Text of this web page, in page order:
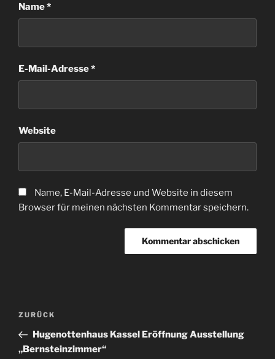
Name*
E-Mail-Adresse*
Website
Name, E-Mail-Adresse und Website in diesem
Browser für meinen nächsten Kommentar speichern.
Beitragsnavigation
Vorheriger
Beitrag
ZURÜCK
Hugenottenhaus Kassel Eröffnung Ausstellung
„Bernsteinzimmer“